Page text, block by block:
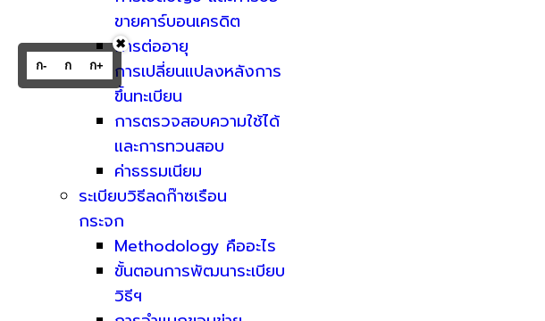
ขายคาร์บอนเครดิต
การต่ออายุ
การเปลี่ยนแปลงหลังการ
ขึ้นทะเบียน
การตรวจสอบความใช้ได้
และการทวนสอบ
ค่าธรรมเนียม
ระเบียบวิธีลดก๊าซเรือน
กระจก
Methodology คืออะไร
ขั้นตอนการพัฒนาระเบียบ
วิธีฯ
ก- ก ก+
✖